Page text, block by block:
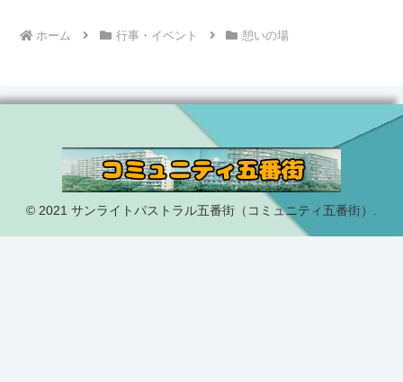
ホーム 行事・イベント 憩いの場
© 2021 サンライトパストラル五番街（コミュニティ五番街）.